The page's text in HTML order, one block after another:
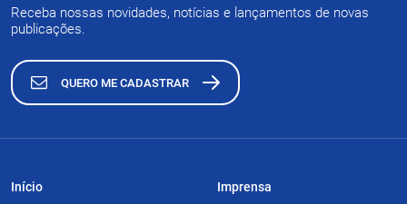
Receba nossas novidades, notícias e lançamentos de novas
publicações.
QUERO ME CADASTRAR
Início Imprensa